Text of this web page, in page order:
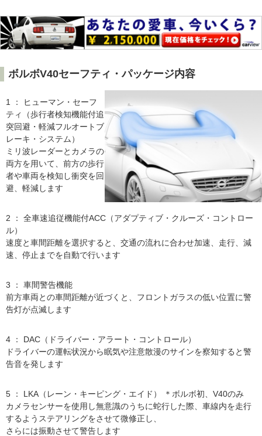
ボルボV40セーフティ・パッケージ内容
1 ： ヒューマン・セーフ
ティ（歩行者検知機能付追
突回避・軽減フルオートブ
レーキ・システム）
ミリ波レーダーとカメラの
両方を用いて、前方の歩行
者や車両を検知し衝突を回
避、軽減します
2 ： 全車速追従機能付ACC（アダプティブ・クルーズ・コントロー
ル）
速度と車間距離を選択すると、交通の流れに合わせ加速、走行、減
速、停止までを自動で行います
3 ： 車間警告機能
前方車両との車間距離が近づくと、フロントガラスの低い位置に警
告灯が点滅します
4 ： DAC（ドライバー・アラート・コントロール）
ドライバーの運転状況から眠気や注意散漫のサインを察知すると警
告音を発します
5 ： LKA（レーン・キーピング・エイド） ＊ボルボ初、V40のみ
カメラセンサーを使用し無意識のうちに蛇行した際、車線内を走行
するようステアリングをさせて微修正し、
さらには振動させて警告します